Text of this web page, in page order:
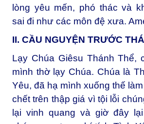
lòng yêu mến, phó thác và
sai đi như các môn đệ xưa.
II. CẦU NGUYỆN TRƯỚC
Lạy Chúa Giêsu Thánh Thể,
mình thờ lạy Chúa. Chúa là
Yêu, đã hạ mình xuống thế
chết trên thập giá vì tội lỗi
lại vinh quang và giờ đây